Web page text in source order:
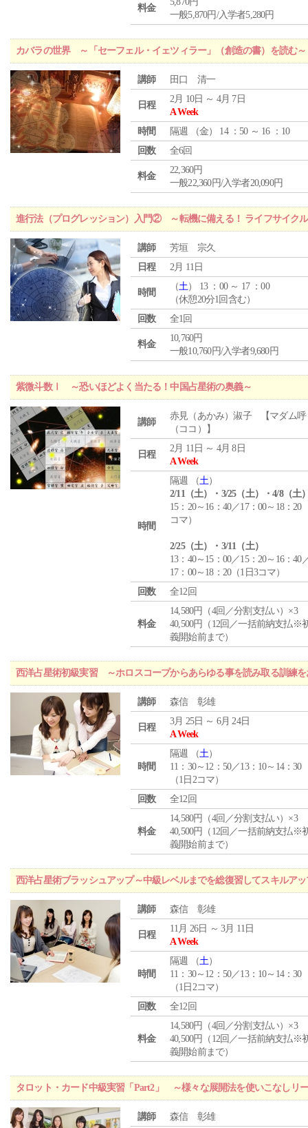
料金
一般5,870円/入学者5,280円
カバラの世界 ～「セーフェル・イェツィラー」（創造の書）を読む～
講師 田口 清一
日程
2月 10日 ～ 4月 7日
A Week
時間
隔週 （金） 14 ：50 ～ 16 ：10
回数
全6回
料金
22,360円
一般22,360円/入学者20,090円
進行法（プログレッション）入門② ～転機に備える！ ライフサイク
講師
芳垣 宗久
日程
2月 11日
時間
（土） 13 ：00 ～ 17 ：00
（休憩20分1回含む）
回数
全1回
料金
10,760円
一般10,760円/入学者9,680円
紫微斗数Ⅰ ～恐いほどよく当たる！中国占星術の奥義～
講師
赤見（あかみ）淑子 【マダム呼
（ココ）】
日程
2月 11日 ～ 4月 8日
A Week
時間
隔週 （土）
2/11（土）・3/25（土）・4/8（土
15：20～16：40／17：00～18：20
コマ）
2/25（土）・3/11（土）
13：40～15：00／15：20～16：40
17：00～18：20（1日3コマ）
回数
全12回
料金
14,580円（4回／分割支払い）×3
40,500円（12回／一括前納支払※
義開始前まで）
西洋占星術初級実習 ～ホロスコープからあらゆる事を読み取る訓練を
講師 森信 彰雄
日程
3月 25日 ～ 6月 24日
A Week
時間
隔週 （土）
11：30～12：50／13：10～14：30
（1日2コマ）
回数
全12回
料金
14,580円（4回／分割支払い）×3
40,500円（12回／一括前納支払※
義開始前まで）
西洋占星術ブラッシュアップ～中級レベルまでを総復習してスキルア
講師 森信 彰雄
日程
11月 26日 ～ 3月 11日
A Week
時間
隔週 （土）
11：30～12：50／13：10～14：30
（1日2コマ）
回数
全12回
料金
14,580円（4回／分割支払い）×3
40,500円（12回／一括前納支払※
義開始前まで）
タロット・カード中級実習「Part2」 ～様々な展開法を使いこなしリ
講師 森信 彰雄